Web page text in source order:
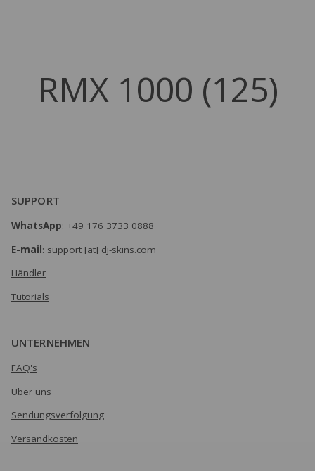
RMX 1000 (125)
SUPPORT
WhatsApp: +49 176 3733 0888
E-mail: support [at] dj-skins.com
Händler
Tutorials
UNTERNEHMEN
FAQ's
Über uns
Sendungsverfolgung
Versandkosten